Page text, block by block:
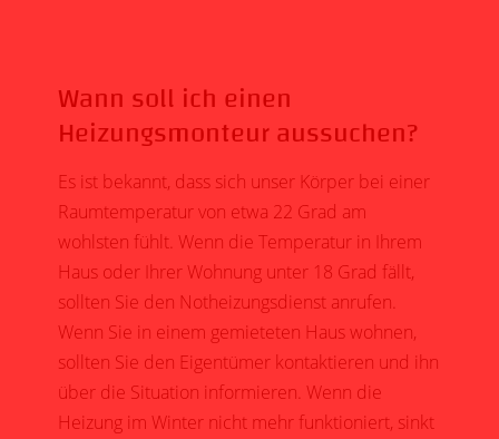
Wann soll ich einen
Heizungsmonteur aussuchen?
Es ist bekannt, dass sich unser Körper bei einer
Raumtemperatur von etwa 22 Grad am
wohlsten fühlt. Wenn die Temperatur in Ihrem
Haus oder Ihrer Wohnung unter 18 Grad fällt,
sollten Sie den Notheizungsdienst anrufen.
Wenn Sie in einem gemieteten Haus wohnen,
sollten Sie den Eigentümer kontaktieren und ihn
über die Situation informieren. Wenn die
Heizung im Winter nicht mehr funktioniert, sinkt